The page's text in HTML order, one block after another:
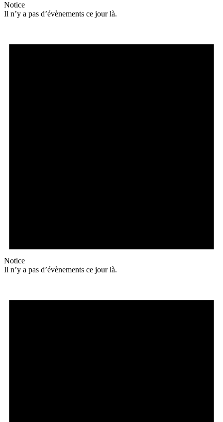
Notice
Il n’y a pas d’évènements ce jour là.
Notice
Il n’y a pas d’évènements ce jour là.